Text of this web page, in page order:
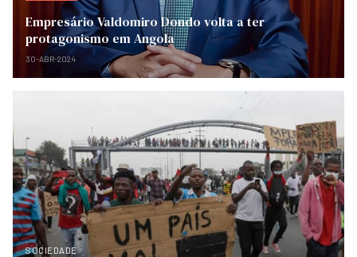
Empresário Valdomiro Dondo volta a ter
protagonismo em Angola
30-ABR-2024
SOCIEDADE